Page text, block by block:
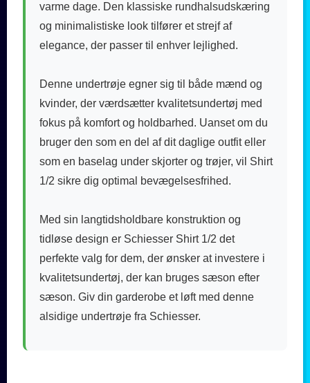
varme dage. Den klassiske rundhalsudskæring
og minimalistiske look tilfører et strejf af
elegance, der passer til enhver lejlighed.
Denne undertrøje egner sig til både mænd og
kvinder, der værdsætter kvalitetsundertøj med
fokus på komfort og holdbarhed. Uanset om du
bruger den som en del af dit daglige outfit eller
som en baselag under skjorter og trøjer, vil Shirt
1/2 sikre dig optimal bevægelsesfrihed.
Med sin langtidsholdbare konstruktion og
tidløse design er Schiesser Shirt 1/2 det
perfekte valg for dem, der ønsker at investere i
kvalitetsundertøj, der kan bruges sæson efter
sæson. Giv din garderobe et løft med denne
alsidige undertrøje fra Schiesser.